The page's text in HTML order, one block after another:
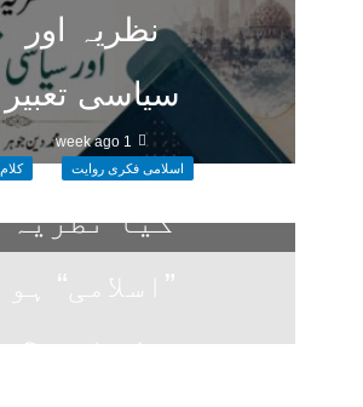
نظریہ اور
سیاسی تعبیر
1 week ago
اسلامی فکری روایت کلام
کیا نظریہ
”اسلامی“ ہو
سکتا ہے؟